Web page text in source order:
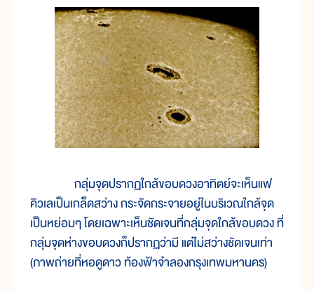
กลุ่มจุดปรากฏใกล้ขอบดวงอาทิตย์จะเห็นแฟ
คิวเลเป็นเกล็ดสว่าง กระจัดกระจายอยู่ในบริเวณใกล้จุด
เป็นหย่อมๆ โดยเฉพาะเห็นชัดเจนที่กลุ่มจุดใกล้ขอบดวง ที่
กลุ่มจุดห่างขอบดวงก็ปรากฏว่ามี แต่ไม่สว่างชัดเจนเท่า
(ภาพถ่ายที่หอดูดาว ท้องฟ้าจำลองกรุงเทพมหานคร)